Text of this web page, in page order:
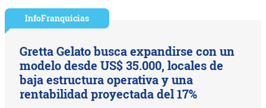
InfoFranquicias
Gretta Gelato busca expandirse con un
modelo desde US$ 35.000, locales de
baja estructura operativa y una
rentabilidad proyectada del 17%